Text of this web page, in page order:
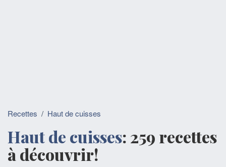
Recettes / Haut de cuisses
Haut de cuisses: 259 recettes
à découvrir!